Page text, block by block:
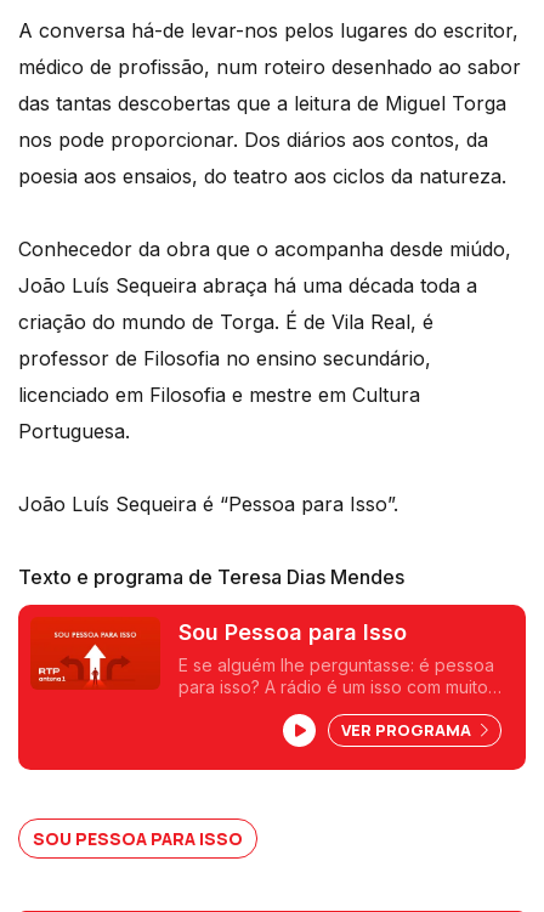
A conversa há-de levar-nos pelos lugares do escritor,
médico de profissão, num roteiro desenhado ao sabor
das tantas descobertas que a leitura de Miguel Torga
nos pode proporcionar. Dos diários aos contos, da
poesia aos ensaios, do teatro aos ciclos da natureza.
Conhecedor da obra que o acompanha desde miúdo,
João Luís Sequeira abraça há uma década toda a
criação do mundo de Torga. É de Vila Real, é
professor de Filosofia no ensino secundário,
licenciado em Filosofia e mestre em Cultura
Portuguesa.
João Luís Sequeira é “Pessoa para Isso”.
Texto e programa de Teresa Dias Mendes
Sou Pessoa para Isso
E se alguém lhe perguntasse: é pessoa
para isso? A rádio é um isso com muito
manhã, despertamos os sentidos numa
conversa onde pessoas mais ou menos
conhecidas nos revelam que são para
ideia, um livro, um objeto, uma coleção,
ou outra viagem qualquer.
VER PROGRAMA
SOU PESSOA PARA ISSO